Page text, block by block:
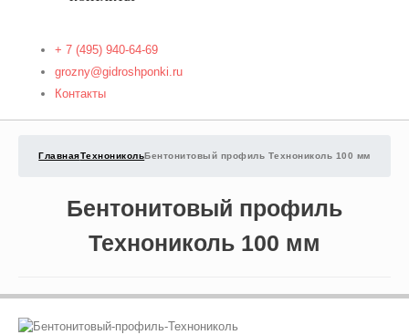
+ 7 (495) 940-64-69
grozny@gidroshponki.ru
Контакты
ГлавнаяТехноникольБентонитовый профиль Технониколь 100 мм
Бентонитовый профиль
Технониколь 100 мм